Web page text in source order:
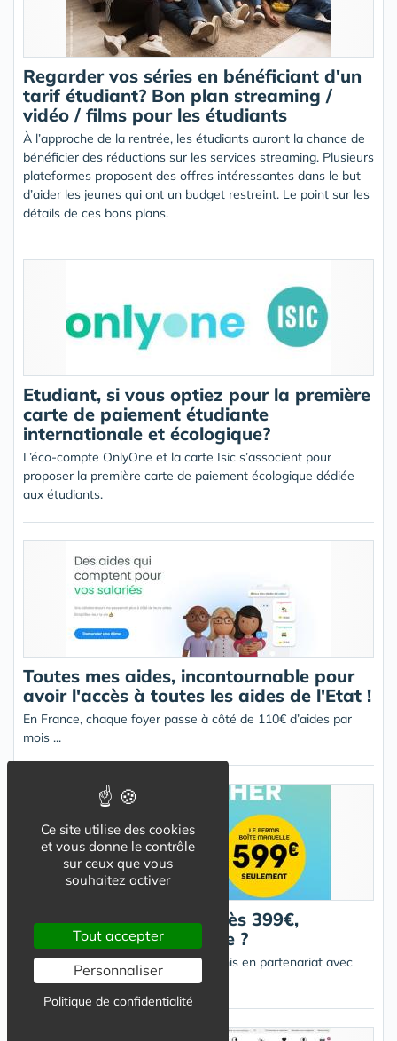
Regarder vos séries en bénéficiant d'un
tarif étudiant? Bon plan streaming /
vidéo / films pour les étudiants
À l’approche de la rentrée, les étudiants auront la chance de
bénéficier des réductions sur les services streaming. Plusieurs
plateformes proposent des offres intéressantes dans le but
d’aider les jeunes qui ont un budget restreint. Le point sur les
détails de ces bons plans.
Etudiant, si vous optiez pour la première
carte de paiement étudiante
internationale et écologique?
L’éco-compte OnlyOne et la carte Isic s’associent pour
proposer la première carte de paiement écologique dédiée
aux étudiants.
Toutes mes aides, incontournable pour
avoir l'accès à toutes les aides de l'Etat !
En France, chaque foyer passe à côté de 110€ d’aides par
mois ...
Le permis de conduire dès 399€,
comment est-ce possible ?
Cours2conduite lance des Box Permis en partenariat avec
Supeco (groupe Carrefour)
Ce site utilise des cookies
et vous donne le contrôle
sur ceux que vous
souhaitez activer
Tout accepter
Personnaliser
Politique de confidentialité